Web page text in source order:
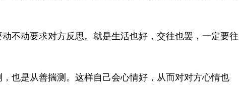
不动要求对方反思。就是生活也好，交往也罢，一定要往
也是从善揣测。这样自己会心情好，从而对对方心情也